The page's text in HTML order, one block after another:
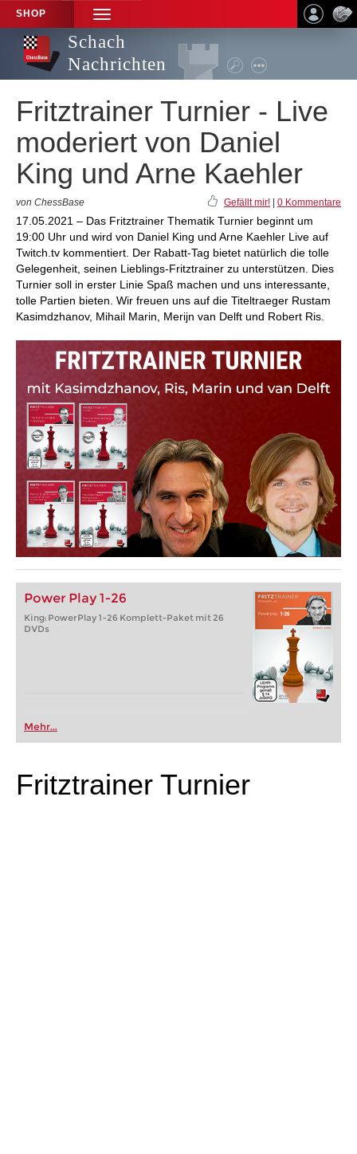
SHOP
TOGGLE
NAVIGATION
Schach
Nachrichten
Fritztrainer Turnier - Live
moderiert von Daniel
King und Arne Kaehler
von ChessBase Gefällt mir! 0 Kommentare
17.05.2021 – Das Fritztrainer Thematik Turnier beginnt um
19:00 Uhr und wird von Daniel King und Arne Kaehler Live auf
Twitch.tv kommentiert. Der Rabatt-Tag bietet natürlich die tolle
Gelegenheit, seinen Lieblings-Fritztrainer zu unterstützen. Dies
Turnier soll in erster Linie Spaß machen und uns interessante,
tolle Partien bieten. Wir freuen uns auf die Titeltraeger Rustam
Kasimdzhanov, Mihail Marin, Merijn van Delft und Robert Ris.
Power Play 1-26
King: PowerPlay 1-26 Komplett-Paket mit 26
DVDs
Mehr...
Fritztrainer Turnier